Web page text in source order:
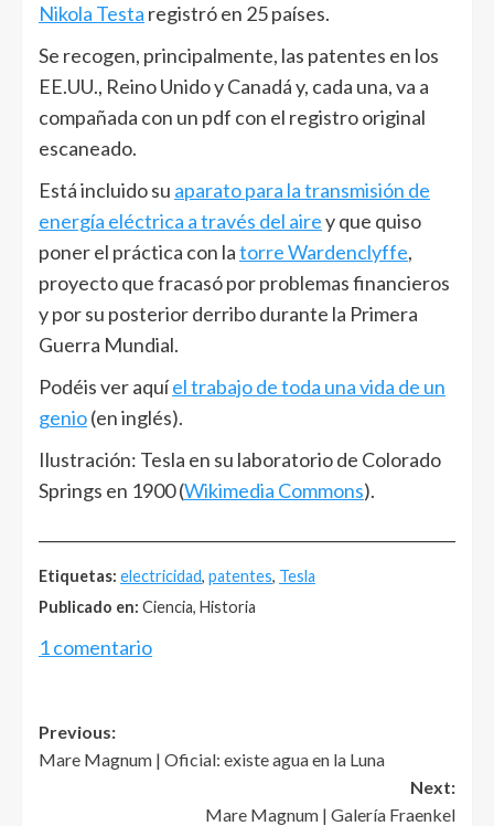
Nikola Testa registró en 25 países.
Se recogen, principalmente, las patentes en los
EE.UU., Reino Unido y Canadá y, cada una, va a
compañada con un pdf con el registro original
escaneado.
Está incluido su aparato para la transmisión de
energía eléctrica a través del airey que quiso
poner el práctica con latorre Wardenclyffe,
proyecto que fracasó por problemas financieros
y por su posterior derribo durante la Primera
Guerra Mundial.
Podéis ver aquíel trabajo de toda una vida de un
genio(en inglés).
Ilustración: Tesla en su laboratorio de Colorado
Springs en 1900 (Wikimedia Commons).
Etiquetas: electricidad, patentes, Tesla
Publicado en: Ciencia, Historia
1 comentario
Post
navigation
Previous:
Mare Magnum | Oficial: existe agua en la Luna
Next:
Mare Magnum | Galería Fraenkel